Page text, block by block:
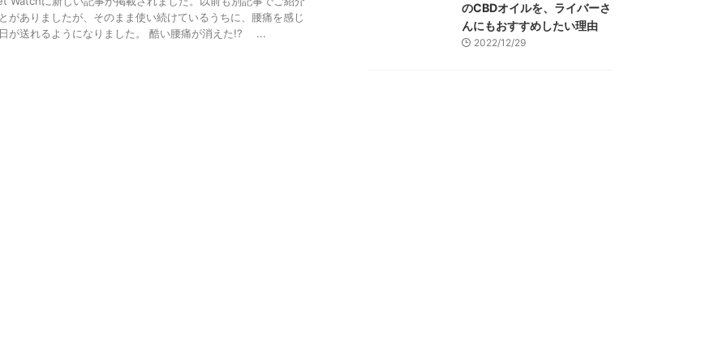
がありましたが、そのまま使い続けているうちに、腰痛を感じ
が送れるようになりました。 酷い腰痛が消えた!? ...
のCBDオイルを、ライバーさ
んにもおすすめしたい理由
2022/12/29